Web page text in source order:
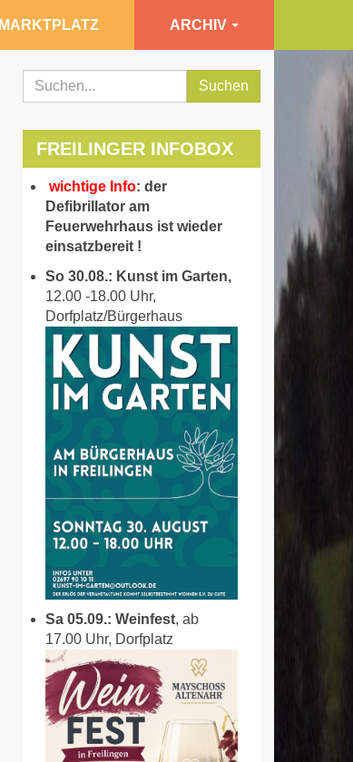
MARKTPLATZ ARCHIV
Suchen
FREILINGER INFOBOX
wichtige Info: der
Defibrillator am
Feuerwehrhaus ist wieder
einsatzbereit !
So 30.08.: Kunst im Garten,
12.00 -18.00 Uhr,
Dorfplatz/Bürgerhaus
Sa 05.09.: Weinfest, ab
17.00 Uhr, Dorfplatz